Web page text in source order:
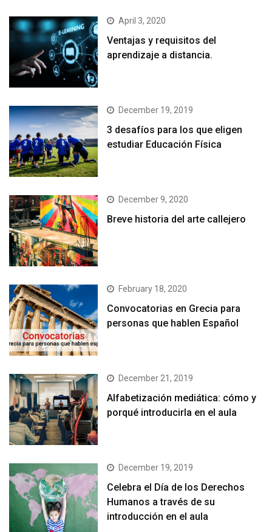
April 3, 2020
Ventajas y requisitos del
aprendizaje a distancia.
December 19, 2019
3 desafíos para los que eligen
estudiar Educación Física
December 9, 2020
Breve historia del arte callejero
February 18, 2020
Convocatorias en Grecia para
personas que hablen Español
December 21, 2019
Alfabetización mediática: cómo y
porqué introducirla en el aula
December 19, 2019
Celebra el Día de los Derechos
Humanos a través de su
introducción en el aula